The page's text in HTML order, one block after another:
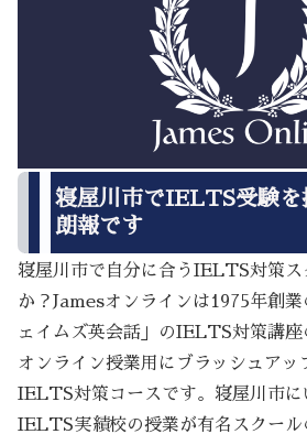
寝屋川市でIELTS受験を
朗報です
寝屋川市で自分に合うIELTS対策ス
か？Jamesオンラインは1975年創
ェイムズ英会話」のIELTS対策講座
オンライン授業用にブラッシュアッ
IELTS対策コースです。寝屋川市
IELTS実績校の授業が有名スクー